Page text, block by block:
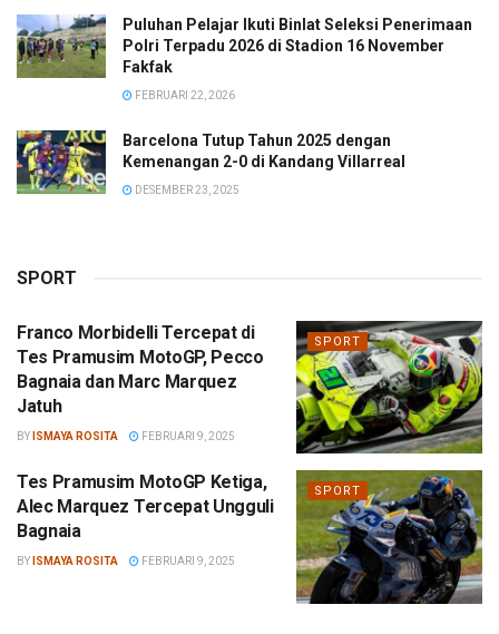
Puluhan Pelajar Ikuti Binlat Seleksi Penerimaan
Polri Terpadu 2026 di Stadion 16 November
Fakfak
FEBRUARI 22, 2026
Barcelona Tutup Tahun 2025 dengan
Kemenangan 2-0 di Kandang Villarreal
DESEMBER 23, 2025
SPORT
SPORT
Franco Morbidelli Tercepat di
Tes Pramusim MotoGP, Pecco
Bagnaia dan Marc Marquez
Jatuh
BY ISMAYA ROSITA FEBRUARI 9, 2025
SPORT
Tes Pramusim MotoGP Ketiga,
Alec Marquez Tercepat Ungguli
Bagnaia
BY ISMAYA ROSITA FEBRUARI 9, 2025